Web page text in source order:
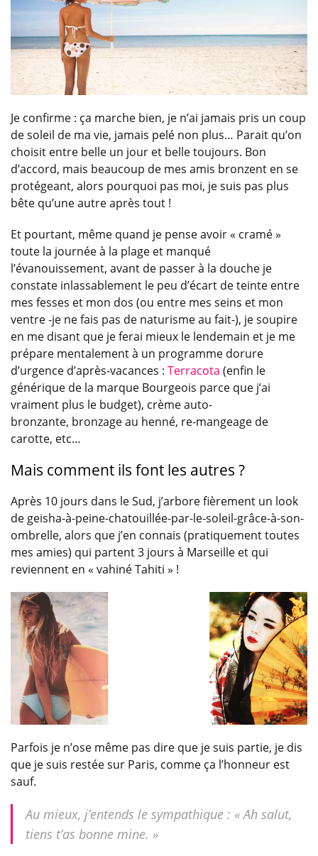
Je confirme : ça marche bien, je n’ai jamais pris un coup
de soleil de ma vie, jamais pelé non plus… Parait qu’on
choisit entre belle un jour et belle toujours. Bon
d’accord, mais beaucoup de mes amis bronzent en se
protégeant, alors pourquoi pas moi, je suis pas plus
bête qu’une autre après tout !
Et pourtant, même quand je pense avoir « cramé »
toute la journée à la plage et manqué
l’évanouissement, avant de passer à la douche je
constate inlassablement le peu d’écart de teinte entre
mes fesses et mon dos (ou entre mes seins et mon
ventre -je ne fais pas de naturisme au fait-), je soupire
en me disant que je ferai mieux le lendemain et je me
prépare mentalement à un programme dorure
d’urgence d’après-vacances : Terracota (enfin le
générique de la marque Bourgeois parce que j’ai
vraiment plus le budget), crème auto-
bronzante, bronzage au henné, re-mangeage de
carotte, etc…
Mais comment ils font les autres ?
Après 10 jours dans le Sud, j’arbore fièrement un look
de geisha-à-peine-chatouillée-par-le-soleil-grâce-à-son-
ombrelle, alors que j’en connais (pratiquement toutes
mes amies) qui partent 3 jours à Marseille et qui
reviennent en « vahiné Tahiti » !
Parfois je n’ose même pas dire que je suis partie, je dis
que je suis restée sur Paris, comme ça l’honneur est
sauf.
Au mieux, j’entends le sympathique : « Ah salut,
tiens t’as bonne mine. »